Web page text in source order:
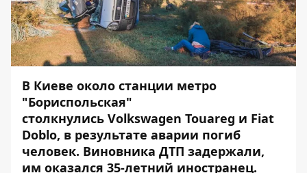
В Киеве около станции метро
"Бориспольская"
столкнулись Volkswagen Touareg и Fiat
Doblo, в результате аварии погиб
человек. Виновника ДТП задержали,
им оказался 35-летний иностранец.